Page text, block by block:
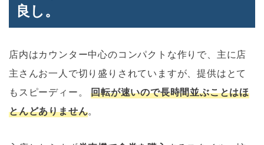
良し。
店内はカウンター中心のコンパクトな作りで、主に店
主さんお一人で切り盛りされていますが、提供はとて
もスピーディー。回転が速いので長時間並ぶことはほ
とんどありません。